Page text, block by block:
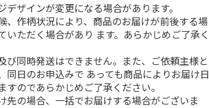
ザインが変更になる場合があります。
作柄状況により、商品のお届けが前後する場
いただく場合があり ます。あらかじめご了承く
同時発送はできません。また、ご依頼主様と
同日のお申込みで あっても商品によりお届け日
すのであらかじめご了承ください。
の場合、一括でお届けする場合がございま